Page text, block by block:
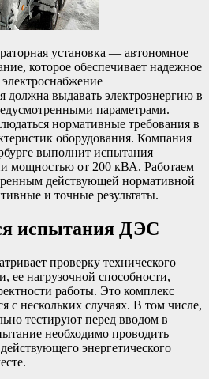
установка — автономное
которое обеспечивает надежное
должна выдавать электроэнергию в
параметрами.
нормативные требования в
оборудования. Компания
выполнит испытания
мощностью от 200 кВА. Работаем
действующей нормативной
и точные результаты.
испытания ДЭС
проверку технического
ее нагрузочной способности,
работы. Это комплекс
с нескольких случаях. В том числе,
тестируют перед вводом в
необходимо проводить
энергетического